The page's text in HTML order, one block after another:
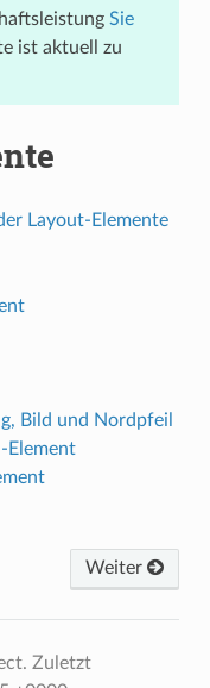
Sie
ist aktuell zu
Layout-Elemente
Bild und Nordpfeil
Element
Weiter
Zuletzt